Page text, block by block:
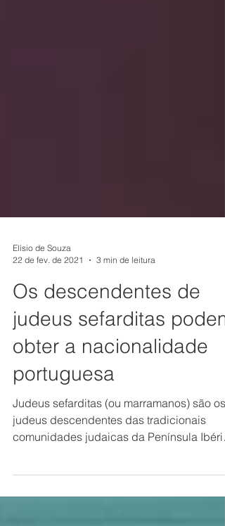
22 de fev. de 2021
3 min de leitura
Os descendentes de
judeus sefarditas podem
obter a nacionalidade
portuguesa
Judeus sefarditas (ou marramanos) são os
judeus descendentes das tradicionais